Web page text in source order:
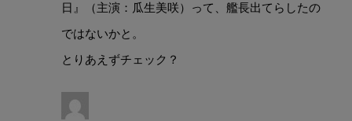
日』（主演：瓜生美咲）って、艦長出てらしたの
ではないかと。
とりあえずチェック？